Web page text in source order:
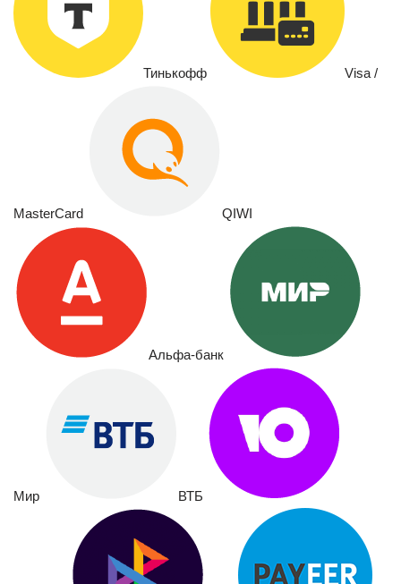
Тинькофф Visa /
MasterCard QIWI
Альфа-банк
Мир ВТБ